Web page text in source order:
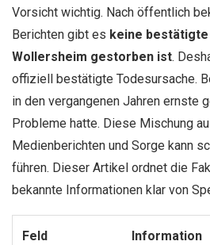
Vorsicht wichtig. Nach öffentlich
Berichten gibt es keine
Wollersheim gestorben ist.
offiziell bestätigte Todesursache.
in den vergangenen Jahren ernste
Probleme hatte. Diese Mischung
Medienberichten und Sorge kann
führen. Dieser Artikel ordnet die
bekannte Informationen klar von
Feld Information